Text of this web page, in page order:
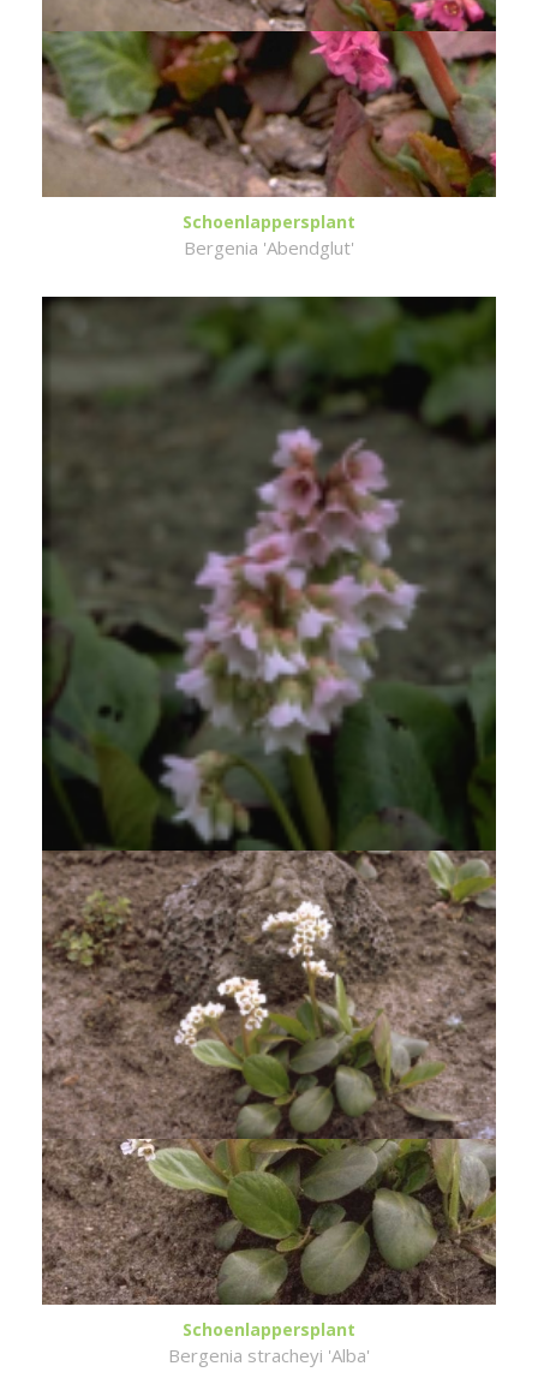
Schoenlappersplant
Bergenia 'Abendglut'
Schoenlappersplant
Bergenia 'Baby Doll'
Schoenlappersplant
Bergenia stracheyi 'Alba'